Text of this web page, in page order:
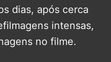
dias, após cerca
intensas,
no filme.